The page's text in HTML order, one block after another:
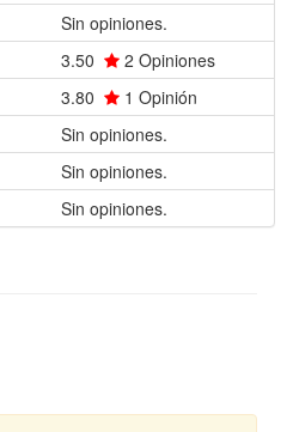
Sin opiniones.
3.50 2 Opiniones
3.80 1 Opinión
Sin opiniones.
Sin opiniones.
Sin opiniones.